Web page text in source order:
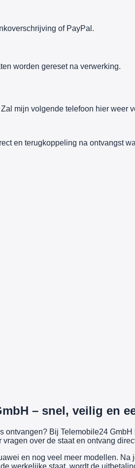
of PayPal.
worden gereset na verwerking.
mijn volgende telefoon hier weer
en terugkoppeling na ontvangst
– snel, veilig en
Bij Telemobile24
over de staat en ontvang
en nog veel meer modellen.
werkelijke staat, wordt de